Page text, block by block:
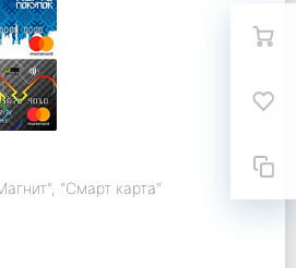
"Смарт карта"